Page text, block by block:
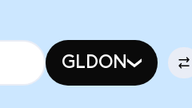
GLDON